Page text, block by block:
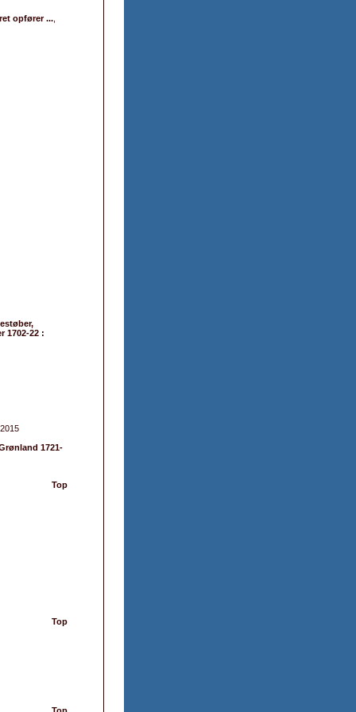
opfører ...
1702-22 :
, 2015
1721-
Top
Top